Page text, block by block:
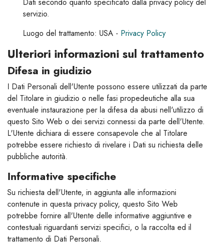
servizio.
Luogo del trattamento: USA - Privacy Policy
Ulteriori informazioni sul trattamento
Difesa in giudizio
I Dati Personali dell'Utente possono essere utilizzati da parte
del Titolare in giudizio o nelle fasi propedeutiche alla sua
eventuale instaurazione per la difesa da abusi nell'utilizzo di
questo Sito Web o dei servizi connessi da parte dell'Utente.
L'Utente dichiara di essere consapevole che al Titolare
potrebbe essere richiesto di rivelare i Dati su richiesta delle
pubbliche autorità.
Informative specifiche
Su richiesta dell'Utente, in aggiunta alle informazioni
contenute in questa privacy policy, questo Sito Web
potrebbe fornire all'Utente delle informative aggiuntive e
contestuali riguardanti servizi specifici, o la raccolta ed il
trattamento di Dati Personali.